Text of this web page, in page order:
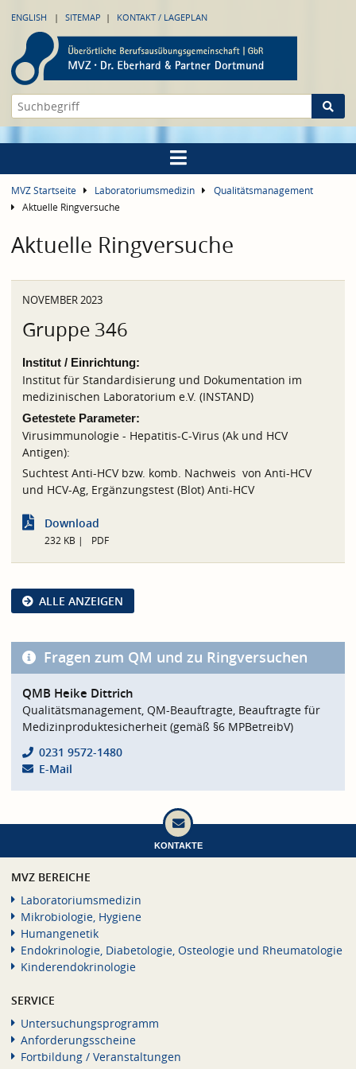
ENGLISH SITEMAP KONTAKT / LAGEPLAN
MVZ Startseite Laboratoriumsmedizin
Qualitätsmanagement
Aktuelle Ringversuche
Aktuelle Ringversuche
NOVEMBER 2023
Gruppe 346
Institut / Einrichtung:
Institut für Standardisierung und Dokumentation im
medizinischen Laboratorium e.V. (INSTAND)
Getestete Parameter:
Virusimmunologie - Hepatitis-C-Virus (Ak und HCV
Antigen):
Suchtest Anti-HCV bzw. komb. Nachweis von Anti-HCV
und HCV-Ag, Ergänzungstest (Blot) Anti-HCV
Download
232 KB PDF
ALLE ANZEIGEN
Fragen zum QM und zu Ringversuchen
QMB Heike Dittrich
Qualitätsmanagement, QM-Beauftragte, Beauftragte für
Medizinproduktesicherheit (gemäß §6 MPBetreibV)
0231 9572-1480
E-Mail
KONTAKTE
MVZ BEREICHE
Laboratoriumsmedizin
Mikrobiologie, Hygiene
Humangenetik
Endokrinologie, Diabetologie, Osteologie und Rheumatologie
Kinderendokrinologie
SERVICE
Untersuchungsprogramm
Anforderungsscheine
Fortbildung / Veranstaltungen